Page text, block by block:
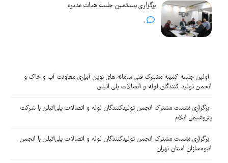
برگزاری بیستمین جلسه هیات مدیره
0
اولین جلسه کمیته مشترک فنی سامانه های نوین آبیاری معاونت آب و خاک و
انجمن تولید کنندگان لوله و اتصالات پلی اتیلن
برگزاری نشست مشترک انجمن تولیدکنندگان لوله و اتصالات پلی‌اتیلن با شرکت
پتروشیمی ایلام
برگزاری نشست مشترک انجمن تولیدکنندگان لوله و اتصالات پلی‌اتیلن با انجمن
انبوه‌سازان استان تهران